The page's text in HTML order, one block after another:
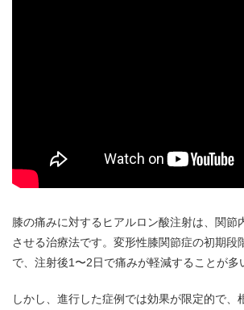
膝の痛みに対するヒアルロン酸注射は、関節
させる治療法です。変形性膝関節症の初期段
で、注射後1〜2日で痛みが軽減することが多
しかし、進行した症例では効果が限定的で、